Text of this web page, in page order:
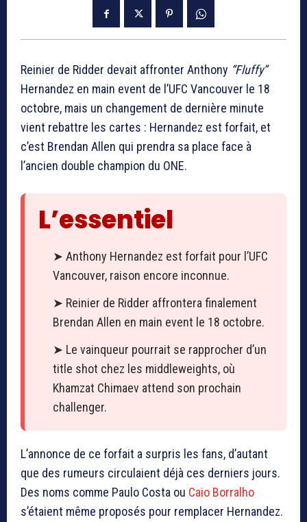
Reinier de Ridder devait affronter Anthony “Fluffy”
Hernandez en main event de l’UFC Vancouver le 18
octobre, mais un changement de dernière minute
vient rebattre les cartes : Hernandez est forfait, et
c’est Brendan Allen qui prendra sa place face à
l’ancien double champion du ONE.
L’essentiel
➤ Anthony Hernandez est forfait pour l’UFC
Vancouver, raison encore inconnue.
➤ Reinier de Ridder affrontera finalement
Brendan Allen en main event le 18 octobre.
➤ Le vainqueur pourrait se rapprocher d’un
title shot chez les middleweights, où
Khamzat Chimaev attend son prochain
challenger.
L’annonce de ce forfait a surpris les fans, d’autant
que des rumeurs circulaient déjà ces derniers jours.
Des noms comme Paulo Costa ou Caio Borralho
s’étaient même proposés pour remplacer Hernandez.